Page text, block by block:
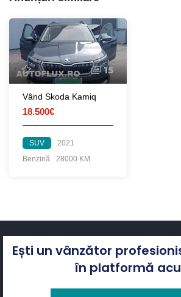
15
Vând Skoda Kamiq
18.500€
SUV
2021
Benzină
28000 KM
Ești un vânzător
în platformă